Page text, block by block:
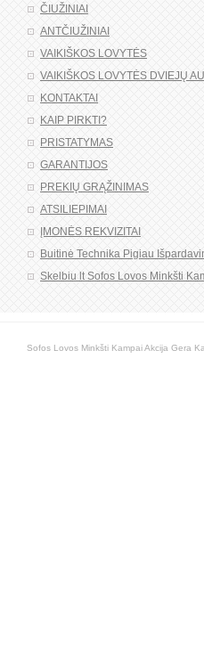
ČIUŽINIAI
ANTČIUŽINIAI
VAIKIŠKOS LOVYTĖS
VAIKIŠKOS LOVYTĖS DVIEJŲ
KONTAKTAI
KAIP PIRKTI?
PRISTATYMAS
GARANTIJOS
PREKIŲ GRĄŽINIMAS
ATSILIEPIMAI
ĮMONĖS REKVIZITAI
Buitinė Technika Pigiau
Skelbiu lt Sofos Lovos Minkšti
Sofos Lovos Minkšti Kampai Akcija Gera